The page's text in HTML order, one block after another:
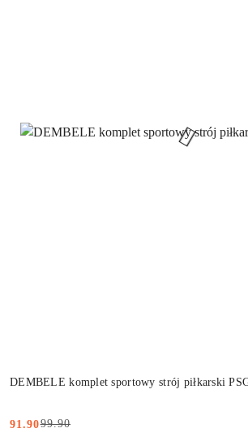
DEMBELE komplet sportowy strój piłkarski
Cena
91.90
Cena
99.90